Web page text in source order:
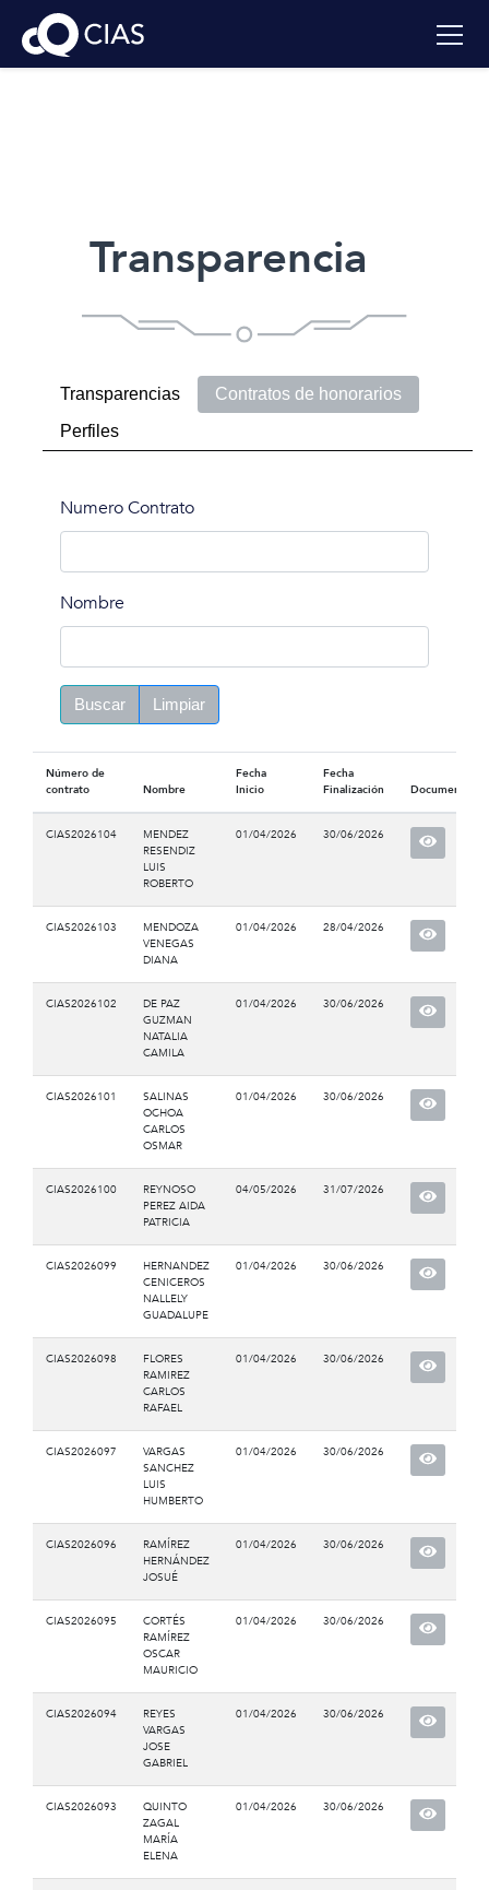
Transparencia
Transparencias
Contratos de honorarios
Perfiles
Numero Contrato
Nombre
Buscar Limpiar
Número de
contrato
Nombre
Fecha
Inicio
Fecha
Finalización
Documento
CIAS2026104
MENDEZ
RESENDIZ
LUIS
ROBERTO
01/04/2026 30/06/2026
CIAS2026103
MENDOZA
VENEGAS
DIANA
01/04/2026 28/04/2026
CIAS2026102
DE PAZ
GUZMAN
NATALIA
CAMILA
01/04/2026 30/06/2026
CIAS2026101
SALINAS
OCHOA
CARLOS
OSMAR
01/04/2026 30/06/2026
CIAS2026100
REYNOSO
PEREZ AIDA
PATRICIA
04/05/2026 31/07/2026
CIAS2026099
HERNANDEZ
CENICEROS
NALLELY
GUADALUPE
01/04/2026 30/06/2026
CIAS2026098
FLORES
RAMIREZ
CARLOS
RAFAEL
01/04/2026 30/06/2026
CIAS2026097
VARGAS
SANCHEZ
LUIS
HUMBERTO
01/04/2026 30/06/2026
CIAS2026096
RAMÍREZ
HERNÁNDEZ
JOSUÉ
01/04/2026 30/06/2026
CIAS2026095
CORTÉS
RAMÍREZ
OSCAR
MAURICIO
01/04/2026 30/06/2026
CIAS2026094
REYES
VARGAS
JOSE
GABRIEL
01/04/2026 30/06/2026
CIAS2026093
QUINTO
ZAGAL
MARÍA
ELENA
01/04/2026 30/06/2026